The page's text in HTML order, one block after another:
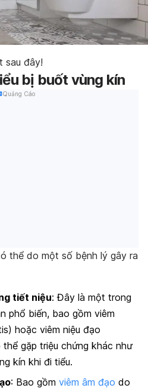
sau đây!
bị buốt vùng kín
Quảng Cáo
thể do một số bệnh lý gây ra
tiết niệu: Đây là một trong
phổ biến, bao gồm viêm
hoặc viêm niệu đạo
thể gặp triệu chứng khác như
kín khi đi tiểu.
: Bao gồm viêm âm đạo do